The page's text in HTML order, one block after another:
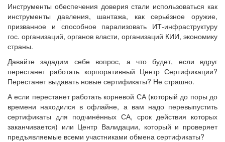
Инструменты обеспечения доверия стали использоваться как
инструменты давления, шантажа, как серьёзное оружие,
призванное и способное парализовать ИТ-инфраструктуру
гос. организаций, органов власти, организаций КИИ, экономику
страны.
Давайте зададим себе вопрос, а что будет, если вдруг
перестанет работать корпоративный Центр Сертификации?
Перестанет выдавать новые сертификаты? Не страшно.
А если перестанет работать корневой СА (который до поры до
времени находился в офлайне, а вам надо перевыпустить
сертификаты для подчинённых СА, срок действия которых
заканчивается) или Центр Валидации, который и проверяет
предъявляемые всеми участниками обмена сертификаты?